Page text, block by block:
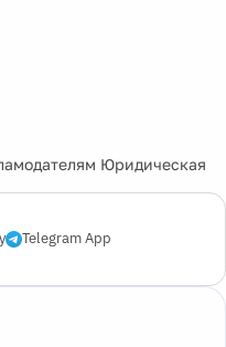
Юридическая
Telegram App